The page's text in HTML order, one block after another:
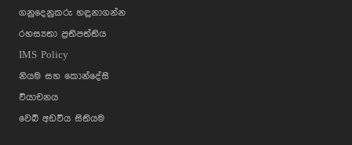
ගනුදෙනුකරු හඳුනාගන්න
රහස්‍යතා ප්‍රතිපත්තිය
IMS Policy
නියම සහ කොන්දේසි
වියාචනය
වෙබ් අඩවිය සිතියම